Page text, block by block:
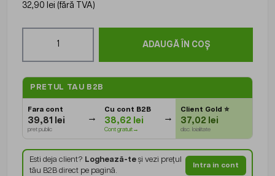
32,90 lei (fără TVA)
ADAUGĂ ÎN COȘ
PRETUL TAU B2B
Fara cont
39,81 lei
pret public
Cu cont B2B
38,62 lei
Cont gratuit→
Client Gold⭐
37,02 lei
disc. loialitate
Esti deja client? Loghează-teși vezi prețul
tău B2B direct pe pagină.
Intra in cont